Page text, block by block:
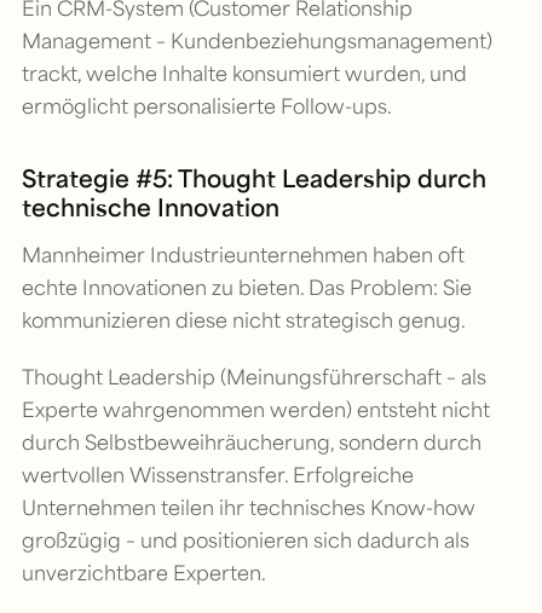
Ein CRM-System (Customer Relationship
Management – Kundenbeziehungsmanagement)
trackt, welche Inhalte konsumiert wurden, und
ermöglicht personalisierte Follow-ups.
Strategie #5: Thought Leadership durch
technische Innovation
Mannheimer Industrieunternehmen haben oft
echte Innovationen zu bieten. Das Problem: Sie
kommunizieren diese nicht strategisch genug.
Thought Leadership (Meinungsführerschaft – als
Experte wahrgenommen werden) entsteht nicht
durch Selbstbeweihräucherung, sondern durch
wertvollen Wissenstransfer. Erfolgreiche
Unternehmen teilen ihr technisches Know-how
großzügig – und positionieren sich dadurch als
unverzichtbare Experten.